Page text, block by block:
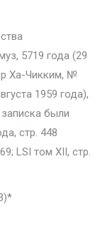
5719 года (29
Ха-Чикким, №
1959 года),
были
стр. 448
LSI том XII, стр.